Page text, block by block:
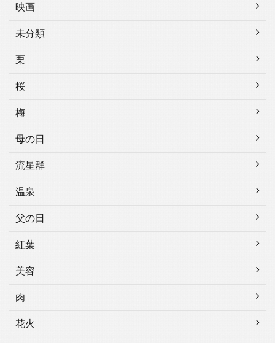
映画
未分類
栗
桜
梅
母の日
流星群
温泉
父の日
紅葉
美容
肉
花火